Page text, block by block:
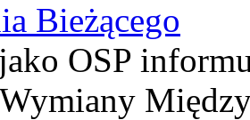
Bieżącego
OSP